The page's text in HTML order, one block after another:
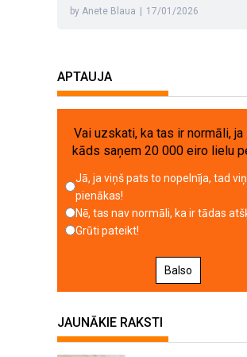
by Anete Blaua | 17/01/2026
APTAUJA
Vai uzskati, ka tas ir normāli, ja
kāds saņem 20 000 eiro lielu
Jā, ja viņš pats to nopelnīja, tad
pienākas!
Nē, tas nav normāli, ka ir tādas
Grūti pateikt!
Balso
JAUNĀKIE RAKSTI